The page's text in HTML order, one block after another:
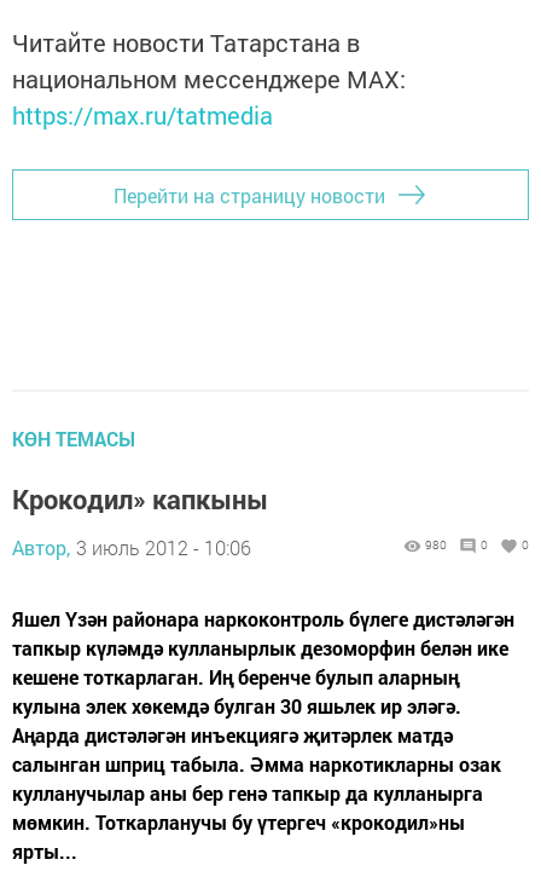
Читайте новости Татарстана в
национальном мессенджере MАХ:
https://max.ru/tatmedia
Перейти на страницу новости
КӨН ТЕМАСЫ
Крокодил» капкыны
Автор, 3 июль 2012 - 10:06 980 0 0
Яшел Үзән районара наркоконтроль бүлеге дистәләгән
тапкыр күләмдә кулланырлык дезоморфин белән ике
кешене тоткарлаган. Иң беренче булып аларның
кулына элек хөкемдә булган 30 яшьлек ир эләгә.
Аңарда дистәләгән инъекциягә җитәрлек матдә
салынган шприц табыла. Әмма наркотикларны озак
кулланучылар аны бер генә тапкыр да кулланырга
мөмкин. Тоткарланучы бу үтергеч «крокодил»ны
ярты...